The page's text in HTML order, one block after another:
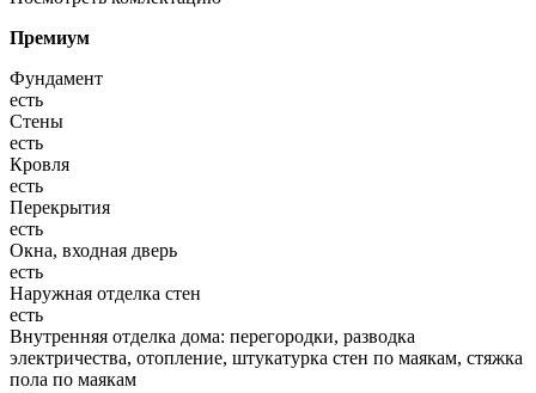
Премиум
Фундамент
есть
Стены
есть
Кровля
есть
Перекрытия
есть
Окна, входная дверь
есть
Наружная отделка стен
есть
Внутренняя отделка дома: перегородки, разводка
электричества, отопление, штукатурка стен по маякам, стяжка
пола по маякам